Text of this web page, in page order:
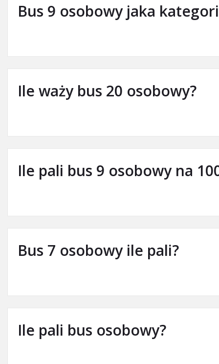
Bus 9 osobowy jaka
Ile waży bus 20 osobowy?
Ile pali bus 9 osobowy na
Bus 7 osobowy ile pali?
Ile pali bus osobowy?